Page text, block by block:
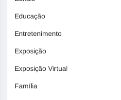
Educação
Entretenimento
Exposição
Exposição Virtual
Família